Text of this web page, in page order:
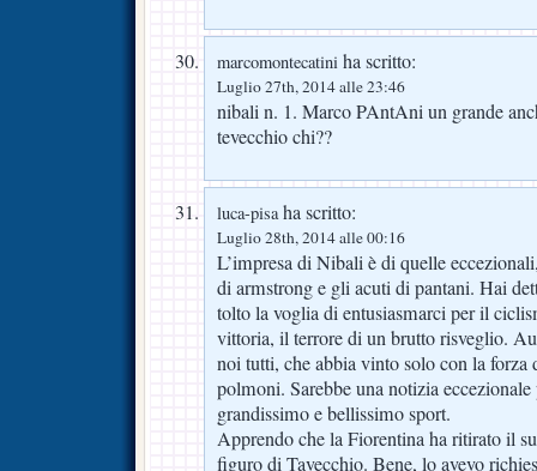
marcomontecatini ha scritto:
Luglio 27th, 2014 alle 23:46
nibali n. 1. Marco PAntAni un grande
tevecchio chi??
luca-pisaha scritto:
Luglio 28th, 2014 alle 00:16
L’impresa di Nibali è di quelle
di armstrong e gli acuti di pantani. Hai
tolto la voglia di entusiasmarci per il
vittoria, il terrore di un brutto risveglio.
noi tutti, che abbia vinto solo con la forza
polmoni. Sarebbe una notizia
grandissimo e bellissimo sport.
Apprendo che la Fiorentina ha ritirato il
figuro di Tavecchio. Bene, lo avevo